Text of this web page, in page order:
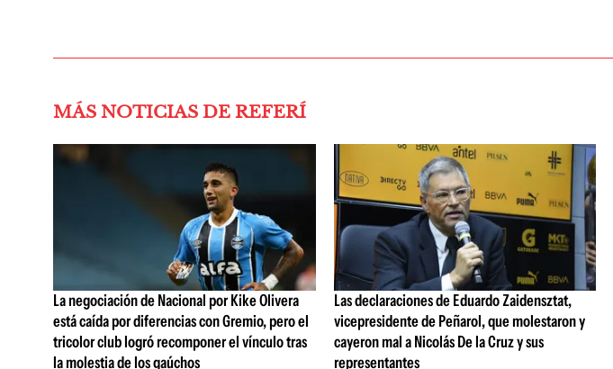
MÁS NOTICIAS DE REFERÍ
La negociación de Nacional por Kike Olivera
está caída por diferencias con Gremio, pero el
tricolor club logró recomponer el vínculo tras
la molestia de los gaúchos
Las declaraciones de Eduardo Zaidensztat,
vicepresidente de Peñarol, que molestaron y
cayeron mal a Nicolás De la Cruz y sus
representantes